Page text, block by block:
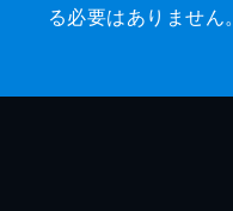
る必要はありません。